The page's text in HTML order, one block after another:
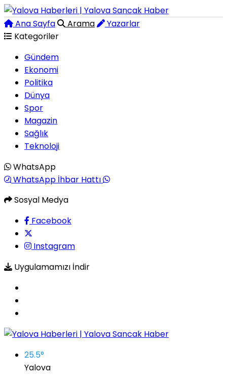
Ana Sayfa Arama
Yazarlar
Kategoriler
Gündem
Ekonomi
Politika
Dünya
Spor
Magazin
Sağlık
Teknoloji
WhatsApp
WhatsApp İhbar Hattı
Sosyal Medya
Facebook
Instagram
Uygulamamızı İndir
25.5°
Yalova